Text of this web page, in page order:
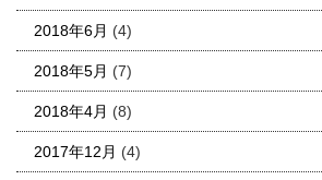
2018年6月 (4)
2018年5月 (7)
2018年4月 (8)
2017年12月 (4)